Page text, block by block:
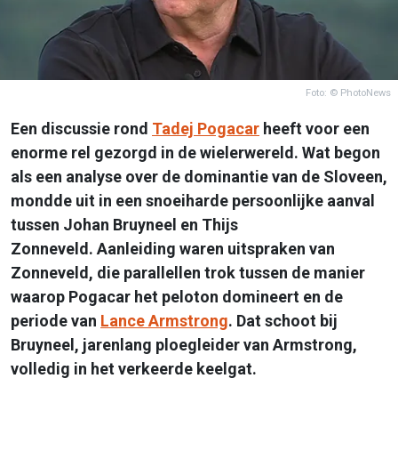
Foto: © PhotoNews
Een discussie rond Tadej Pogacar heeft voor een
enorme rel gezorgd in de wielerwereld. Wat begon
als een analyse over de dominantie van de Sloveen,
mondde uit in een snoeiharde persoonlijke aanval
tussen Johan Bruyneel en Thijs
Zonneveld. Aanleiding waren uitspraken van
Zonneveld, die parallellen trok tussen de manier
waarop Pogacar het peloton domineert en de
periode van Lance Armstrong. Dat schoot bij
Bruyneel, jarenlang ploegleider van Armstrong,
volledig in het verkeerde keelgat.